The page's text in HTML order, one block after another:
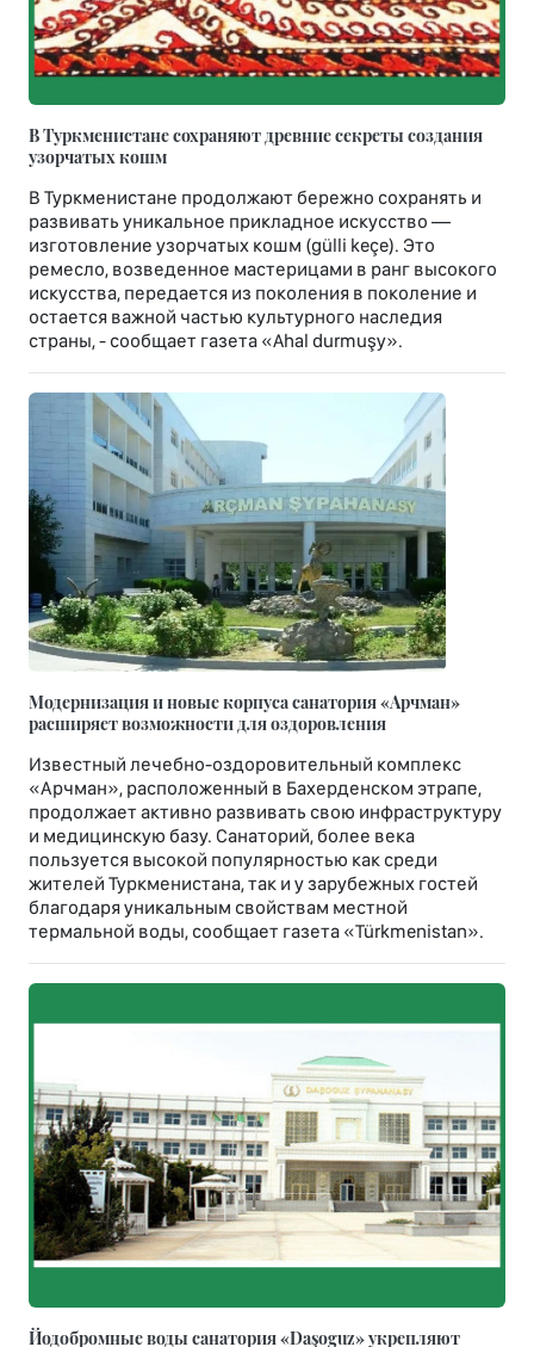
В Туркменистане сохраняют древние секреты создания
узорчатых кошм
В Туркменистане продолжают бережно сохранять и
развивать уникальное прикладное искусство —
изготовление узорчатых кошм (gülli keçe). Это
ремесло, возведенное мастерицами в ранг высокого
искусства, передается из поколения в поколение и
остается важной частью культурного наследия
страны, - сообщает газета «Ahal durmuşy».
Модернизация и новые корпуса санатория «Арчман»
расширяет возможности для оздоровления
Известный лечебно-оздоровительный комплекс
«Арчман», расположенный в Бахерденском этрапе,
продолжает активно развивать свою инфраструктуру
и медицинскую базу. Санаторий, более века
пользуется высокой популярностью как среди
жителей Туркменистана, так и у зарубежных гостей
благодаря уникальным свойствам местной
термальной воды, сообщает газета «Türkmenistan».
Йодобромные воды санатория «Daşoguz» укрепляют